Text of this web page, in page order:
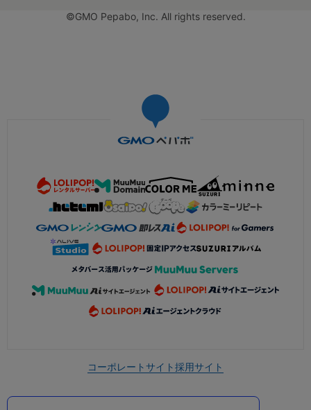
©GMO Pepabo, Inc. All rights reserved.
コーポレートサイト採用サイト